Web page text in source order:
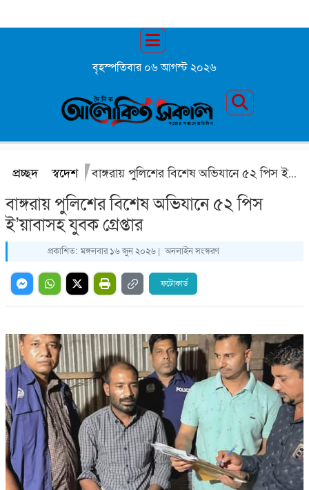
বৃহস্পতিবার ০৬ আগস্ট ২০২৬
প্রচ্ছদ স্বদেশ বাঙ্গরায় পুলিশের বিশেষ অভিযানে ৫২ পিস ই’য়াবাসহ যুবক গ্রেপ্তার
বাঙ্গরায় পুলিশের বিশেষ অভিযানে ৫২ পিস
ই’য়াবাসহ যুবক গ্রেপ্তার
প্রকাশিত: মঙ্গলবার ১৬ জুন ২০২৬ | অনলাইন সংস্করণ
ফটোকার্ড